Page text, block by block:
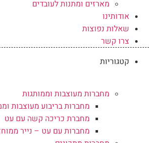
מארזים ומתנות לעובדים
אודותינו
שאלות נפוצות
צרו קשר
קטגוריות
מחברות מעוצבות וממותגות
מחברות בריבוע מעוצבות
מחברת כריכה קשה עם עט
מחברות עם עט – נייר